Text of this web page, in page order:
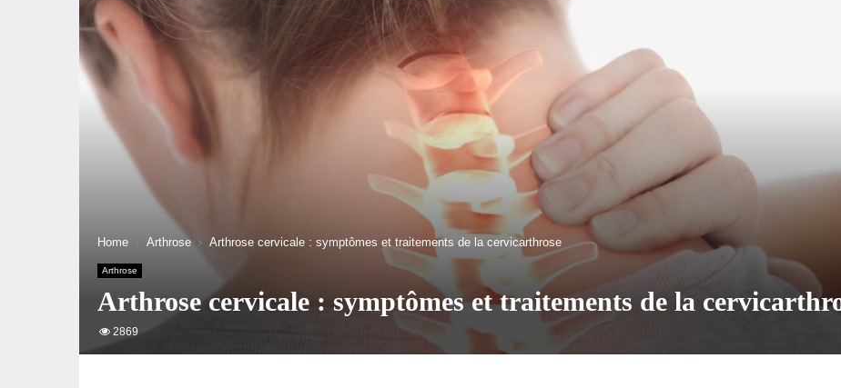
Home Arthrose Arthrose cervicale : symptômes et traitements de la cervicarthrose
Arthrose
Arthrose cervicale : symptômes et traitements de la
2869